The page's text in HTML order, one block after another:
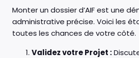
Monter un dossier d’AIF est une
administrative précise. Voici les
toutes les chances de votre côté.
Validez votre Projet :